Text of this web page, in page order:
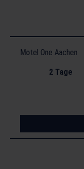
Motel One Aachen
2 Tage